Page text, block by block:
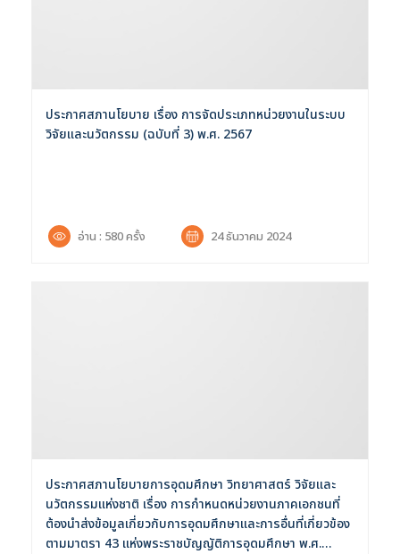
ประกาศสภานโยบาย เรื่อง การจัดประเภทหน่วยงานในระบบ
วิจัยและนวัตกรรม (ฉบับที่ 3) พ.ศ. 2567
อ่าน : 580 ครั้ง 24 ธันวาคม 2024
ประกาศสภานโยบายการอุดมศึกษา วิทยาศาสตร์ วิจัยและ
นวัตกรรมแห่งชาติ เรื่อง การกำหนดหน่วยงานภาคเอกชนที่
ต้องนำส่งข้อมูลเกี่ยวกับการอุดมศึกษาและการอื่นที่เกี่ยวข้อง
ตามมาตรา 43 แห่งพระราชบัญญัติการอุดมศึกษา พ.ศ.